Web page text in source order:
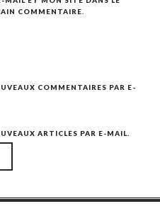
COMMENTAIRE.
COMMENTAIRES PAR E-
ARTICLES PAR E-MAIL.